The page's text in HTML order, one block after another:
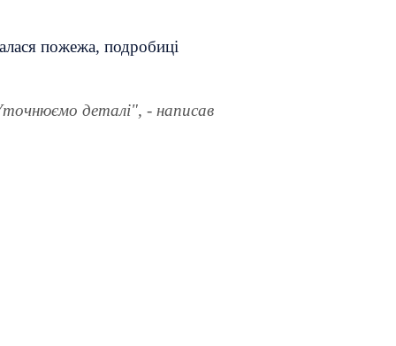
пожежа, подробиці
деталі", - написав